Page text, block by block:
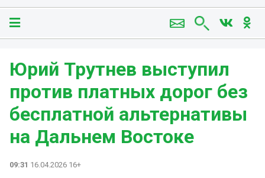
Юрий Трутнев выступил
против платных дорог без
бесплатной альтернативы
на Дальнем Востоке
09:31 16.04.2026 16+